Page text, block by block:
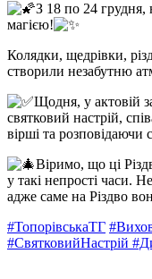
З 18 по 24 грудня,
магією!
Колядки, щедрівки,
створили незабутню
Щодня, у актовій
святковий настрій,
вірші та розповідаючи
Віримо, що ці
у такі непрості часи.
адже саме на Різдво
#ТопорівськаТГ
#СвятковийНастрій